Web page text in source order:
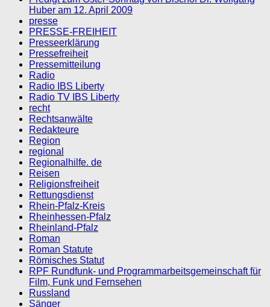
Huber am 12. April 2009
presse
PRESSE-FREIHEIT
Presseerklärung
Pressefreiheit
Pressemitteilung
Radio
Radio IBS Liberty
Radio TV IBS Liberty
recht
Rechtsanwälte
Redakteure
Region
regional
Regionalhilfe. de
Reisen
Religionsfreiheit
Rettungsdienst
Rhein-Pfalz-Kreis
Rheinhessen-Pfalz
Rheinland-Pfalz
Roman
Roman Statute
Römisches Statut
RPF Rundfunk- und Programmarbeitsgemeinschaft für
Film, Funk und Fernsehen
Russland
Sänger